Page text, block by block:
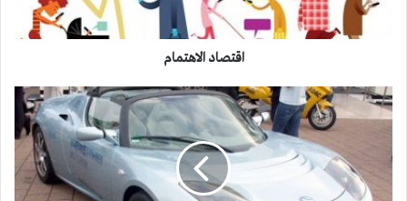
اقتصاد الاهتمام
السيارات
الكهربائية
عام